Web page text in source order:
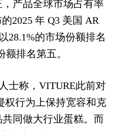
产品全球市场占有率
2025 年 Q3 美国 AR
28.1%的市场份额排名
排名第五。
称，VITURE此前对
权行为上保持宽容和克
同做大行业蛋糕。而